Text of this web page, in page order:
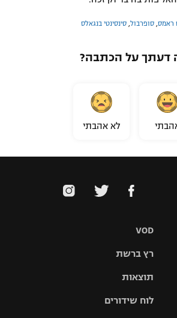
ראמס, סופרבול, סינסינטי בנגאלס
דעתך על הכתבה?
לא אהבתי
VOD
רץ ברשת
תוצאות
לוח שידורים